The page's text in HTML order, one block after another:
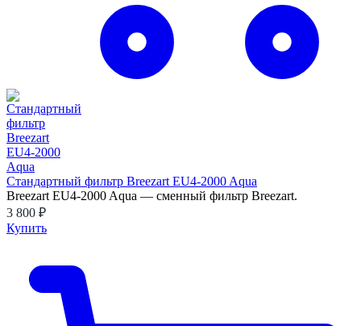
Стандартный фильтр Breezart EU4-2000 Aqua
Breezart EU4-2000 Aqua — сменный фильтр Breezart.
3 800 ₽
Купить